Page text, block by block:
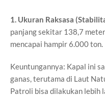
1. Ukuran Raksasa
panjang sekitar 138,7
mencapai hampir 6.000 ton.
Keuntungannya: Kapal ini
ganas, terutama di Laut
Patroli bisa dilakukan lebih